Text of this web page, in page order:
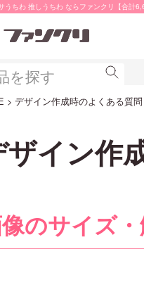
うちわ 推しうちわ ならファンクリ【合計
デザイン作成時のよくある質問
ザイン作
のサイズ